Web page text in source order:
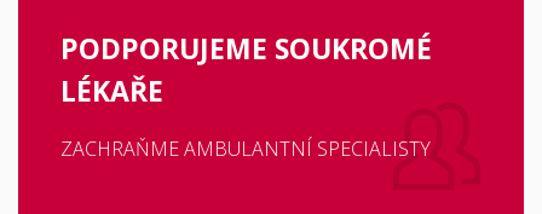
PODPORUJEME SOUKROMÉ
LÉKAŘE
ZACHRAŇME AMBULANTNÍ SPECIALISTY